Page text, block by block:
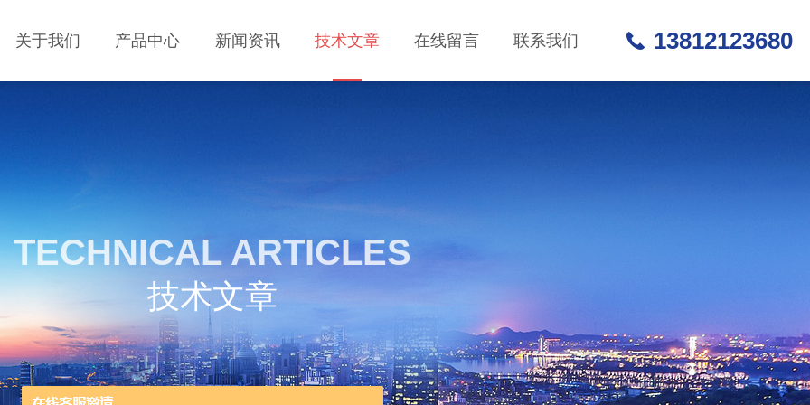
关于我们 产品中心 新闻资讯 技术文章 在线留言 联系我们 13812123680
TECHNICAL ARTICLES
技术文章